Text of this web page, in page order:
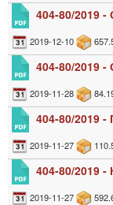
404-80/2019
2019-12-10
404-80/2019
2019-11-28
404-80/2019
2019-11-27
404-80/2019 -
2019-11-27